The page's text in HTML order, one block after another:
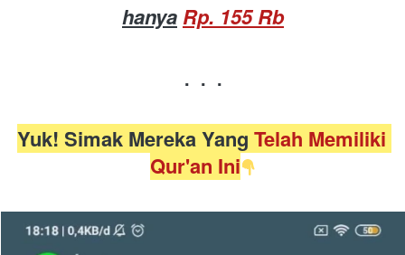
hanya Rp. 155 Rb
.  .  .
Yuk! Simak Mereka Yang Telah Memiliki
Qur'an Ini